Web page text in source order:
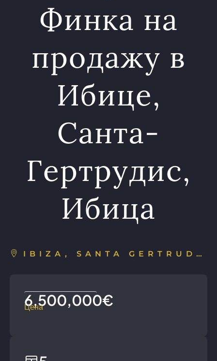
Финка на
продажу в
Ибице,
Санта-
Гертрудис,
Ибица
IBIZA, SANTA GERTRUDIS DE FRUITERA, ESPAÑA
6,500,000€
Цена